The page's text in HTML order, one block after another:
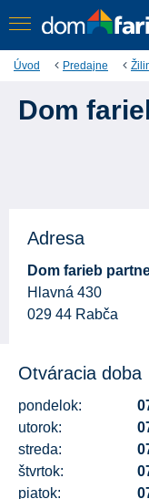
Úvod Predajne
Dom
Adresa
Dom farieb
Hlavná 430
029 44 Rabča
Otváracia doba
pondelok:
utorok:
streda:
štvrtok:
piatok: